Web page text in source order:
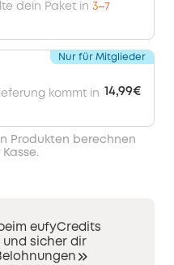
dein Paket in 3–7
kommt in 14,99€
Nur für Mitglieder
Produkten berechnen
eufyCredits
und sicher dir